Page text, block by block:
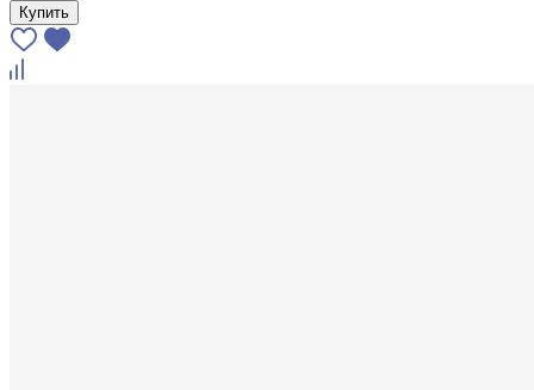
Купить